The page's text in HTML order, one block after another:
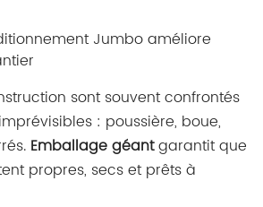
Jumbo améliore
sont souvent confrontés
: poussière, boue,
Emballage géantgarantit que
propres, secs et prêts à